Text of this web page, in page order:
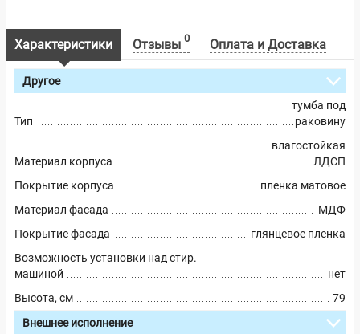
Характеристики Отзывы 0 Оплата и Доставка
Другое
Тип
тумба под
раковину
Материал корпуса
влагостойкая
ЛДСП
Покрытие корпуса
пленка матовое
Материал фасада
МДФ
Покрытие фасада
глянцевое пленка
Возможность установки над стир.
машиной
нет
Высота, см
79
Внешнее исполнение